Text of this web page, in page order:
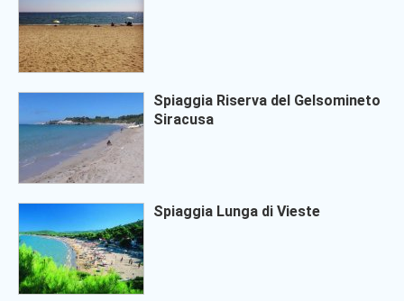
Spiaggia Riserva del Gelsomineto
Siracusa
Spiaggia Lunga di Vieste